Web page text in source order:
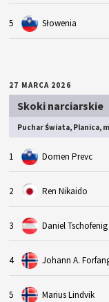
5 Słowenia
27 MARCA 2026
Skoki narciarskie
Puchar Świata, Planica,
1 Domen Prevc
2 Ren Nikaido
3 Daniel Tschofenig
4 Johann A.
5 Marius Lindvik